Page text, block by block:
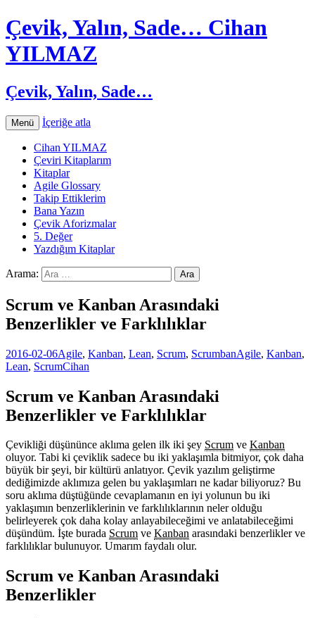
Çevik, Yalın, Sade… Cihan
YILMAZ
Çevik, Yalın, Sade…
Menü İçeriğe atla
Cihan YILMAZ
Çeviri Kitaplarım
Kitaplar
Agile Glossary
Takip Ettiklerim
Bana Yazın
Çevik Aforizmalar
5. Değer
Yazdığım Kitaplar
Arama:
Scrum ve Kanban Arasındaki
Benzerlikler ve Farklılıklar
2016-02-06Agile, Kanban, Lean, Scrum, ScrumbanAgile, Kanban,
Lean, ScrumCihan
Scrum ve Kanban Arasındaki
Benzerlikler ve Farklılıklar
Çevikliği düşününce aklıma gelen ilk iki şey Scrum ve Kanban
oluyor. Tabi ki çeviklik sadece bu iki yaklaşımla bitmiyor, çok daha
büyük bir şeyi, bir kültürü anlatıyor. Çevik yazılım geliştirme
dediğimizde aklımıza gelen bu yaklaşımları ne kadar biliyoruz? Bu
soru aklıma düştüğünde cevaplamanın en iyi yolunun bu iki
yaklaşımın benzerliklerinin ve farklılıklarının neler olduğu
belirleyerek çok daha kolay anlayabileceğimi ve anlatabileceğimi
düşündüm. İşte burada Scrum ve Kanban arasındaki benzerlikler ve
farklılıklar bulunuyor. Umarım faydalı olur.
Scrum ve Kanban Arasındaki
Benzerlikler